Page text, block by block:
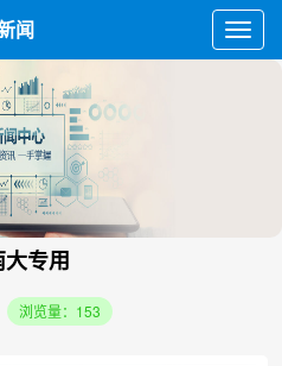
闻
专用
浏览量：153